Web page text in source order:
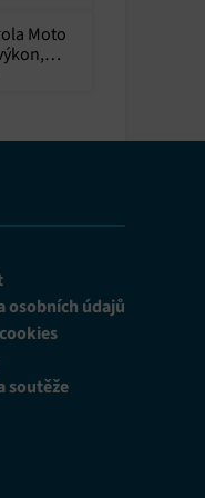
Moto
osobních údajů
soutěže